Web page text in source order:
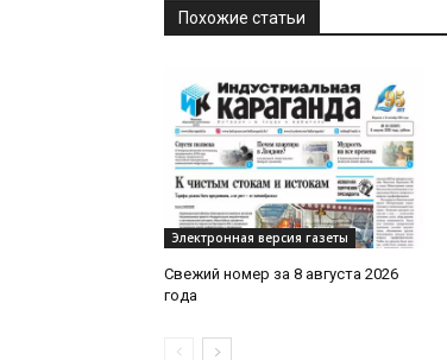
Похожие статьи
Электронная версия газеты
Свежий номер за 8 августа 2026
года